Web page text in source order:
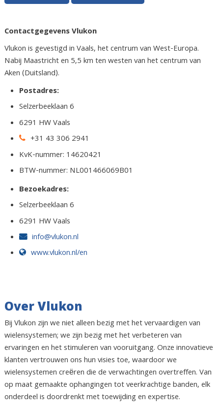
Contactgegevens Vlukon
Vlukon is gevestigd in Vaals, het centrum van West-Europa.
Nabij Maastricht en 5,5 km ten westen van het centrum van
Aken (Duitsland).
Postadres:
Selzerbeeklaan 6
6291 HW Vaals
+31 43 306 2941
KvK-nummer: 14620421
BTW-nummer: NL001466069B01
Bezoekadres:
Selzerbeeklaan 6
6291 HW Vaals
info@vlukon.nl
www.vlukon.nl/en
Over Vlukon
Bij Vlukon zijn we niet alleen bezig met het vervaardigen van
wielensystemen; we zijn bezig met het verbeteren van
ervaringen en het stimuleren van vooruitgang. Onze innovatieve
klanten vertrouwen ons hun visies toe, waardoor we
wielensystemen creëren die de verwachtingen overtreffen. Van
op maat gemaakte ophangingen tot veerkrachtige banden, elk
onderdeel is doordrenkt met toewijding en expertise.